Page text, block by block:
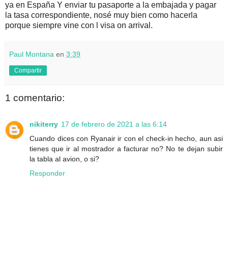
ya en España Y enviar tu pasaporte a la embajada y pagar
la tasa correspondiente, nosé muy bien como hacerla
porque siempre vine con l visa on arrival.
Paul Montana en 3:39
Compartir
1 comentario:
nikiterry 17 de febrero de 2021 a las 6:14
Cuando dices con Ryanair ir con el check-in hecho, aun asi
tienes que ir al mostrador a facturar no? No te dejan subir
la tabla al avion, o si?
Responder